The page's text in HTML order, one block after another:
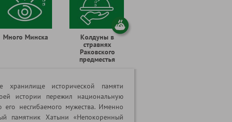
Много Минска
Колдуны в
стравнях
Раковского
предместья
исторической памяти
истории пережил национальную
его несгибаемого мужества. Именно
памятник Хатыни «Непокоренный